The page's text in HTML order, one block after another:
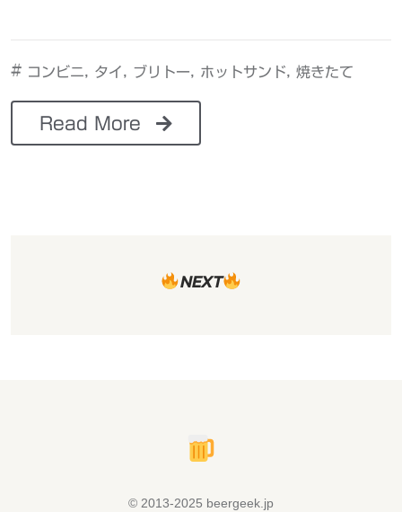
# コンビニ タイ ブリトー ホットサンド 焼きたて
Read More
NEXT
© 2013-2025 beergeek.jp